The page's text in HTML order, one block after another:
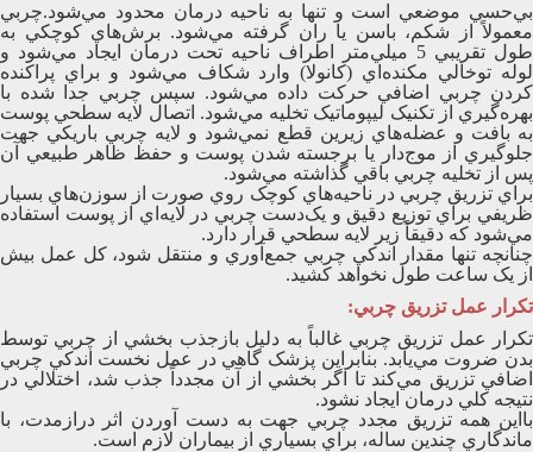
بي‌حسي موضعي است و تنها به ناحيه درمان محدود مي‌شود.چربي
معمولاً از شکم، باسن يا ران گرفته مي‌شود. برش‌هاي کوچکي به
طول تقريبي 5 ميلي‌متر اطراف ناحيه تحت درمان ايجاد مي‌شود و
لوله توخالي مکنده‌اي (کانولا) وارد شکاف مي‌شود و براي پراکنده
کردن چربي اضافي حرکت داده مي‌شود. سپس چربي جدا شده با
بهره‌گيري از تکنيک ليپوماتيک تخليه مي‌شود. اتصال لايه سطحي پوست
به بافت و عضله‌هاي زيرين قطع نمي‌شود و لايه چربي باريکي جهت
جلوگيري از موج‌دار يا برجسته شدن پوست و حفظ ظاهر طبيعي آن
پس از تخليه چربي باقي گذاشته مي‌شود.
براي تزريق چربي در ناحيه‌هاي کوچک روي صورت از سوزن‌هاي بسيار
ظريفي براي توزيع دقيق و يک‌دست چربي در لايه‌اي از پوست استفاده
مي‌شود که دقيقاً زير لايه سطحي قرار دارد.
چنانچه تنها مقدار اندکي چربي جمع‌آوري و منتقل شود، کل عمل بيش
از يک ساعت طول نخواهد کشيد.
تکرار عمل تزريق چربي:
تکرار عمل تزريق چربي غالباً به دليل بازجذب بخشي از چربي توسط
بدن ضروت مي‌يابد. بنابراين پزشک گاهي در عمل نخست اندکي چربي
اضافي تزريق مي‌کند تا اگر بخشي از آن مجدداً جذب شد، اختلالي در
نتيجه کلي درمان ايجاد نشود.
بااين همه تزريق مجدد چربي جهت به دست آوردن اثر درازمدت، با
ماندگاري چندين ساله، براي بسياري از بيماران لازم است.